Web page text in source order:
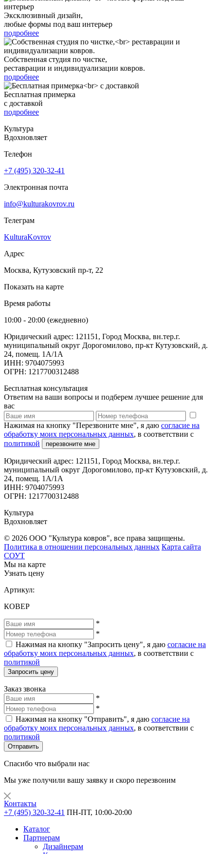
Эксклюзивный дизайн,
любые формы под ваш интерьер
подробнее
Собственная студия по чистке,
реставрации и индивидуализации ковров.
подробнее
Бесплатная примерка
с доставкой
подробнее
Культура
Вдохновляет
Телефон
+7 (495) 320-32-41
Электронная почта
info@kulturakovrov.ru
Телеграм
KulturaKovrov
Адрес
Москва, Кутузовский пр-т, 22
Показать на карте
Время работы
10:00 - 20:00 (ежедневно)
Юридический адрес: 121151, Город Москва, вн.тер.г.
муниципальный округ Дорогомилово, пр-кт Кутузовский, д.
24, помещ. 1А/1А
ИНН: 9704075993
ОГРН: 1217700312488
Бесплатная консультация
Ответим на ваши вопросы и подберем лучшее решение для
вас
Нажимая на кнопку "Перезвоните мне", я даю согласие на
обработку моих персональных данных, в соответствии с
политикой
перезвоните мне
Юридический адрес: 121151, Город Москва, вн.тер.г.
муниципальный округ Дорогомилово, пр-кт Кутузовский, д.
24, помещ. 1А/1А
ИНН: 9704075993
ОГРН: 1217700312488
Культура
Вдохновляет
© 2026 ООО "Культура ковров", все права защищены.
Политика в отношении персональных данных Карта сайта
СОУТ
Мы на карте
Узнать цену
Артикул:
КОВЕР
*
*
Нажимая на кнопку "Запросить цену", я даю согласие на
обработку моих персональных данных, в соответствии с
политикой
Запросить цену
Заказ звонка
*
*
Нажимая на кнопку "Отправить", я даю согласие на
обработку моих персональных данных, в соответствии с
политикой
Отправить
Спасибо что выбрали нас
Мы уже получили вашу заявку и скоро перезвоним
Контакты
+7 (495) 320-32-41 ПН-ПТ, 10:00-20:00
Каталог
Партнерам
Дизайнерам